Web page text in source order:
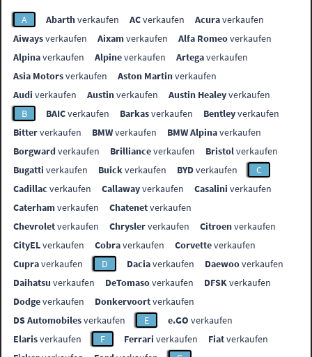
A Abarthverkaufen ACverkaufen Acuraverkaufen
Aiwaysverkaufen Aixamverkaufen Alfa Romeoverkaufen
Alpinaverkaufen Alpineverkaufen Artegaverkaufen
Asia Motorsverkaufen Aston Martinverkaufen
Audi verkaufen Austinverkaufen Austin Healeyverkaufen
B
BAICverkaufen Barkasverkaufen Bentleyverkaufen
Bitterverkaufen BMWverkaufen BMW Alpinaverkaufen
Borgwardverkaufen Brillianceverkaufen Bristolverkaufen
Bugatti verkaufen Buickverkaufen BYDverkaufen
C
Cadillac verkaufen Callawayverkaufen Casalini verkaufen
Caterhamverkaufen Chatenetverkaufen
Chevroletverkaufen Chryslerverkaufen Citroenverkaufen
CityELverkaufen Cobraverkaufen Corvetteverkaufen
Cupraverkaufen D Daciaverkaufen Daewooverkaufen
Daihatsu verkaufen DeTomasoverkaufen DFSKverkaufen
Dodgeverkaufen Donkervoortverkaufen
DS Automobilesverkaufen E e.GO verkaufen
Elarisverkaufen F Ferrari verkaufen Fiatverkaufen